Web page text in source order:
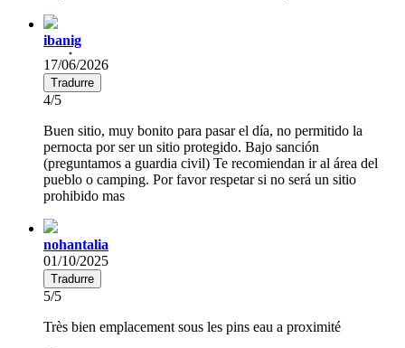
ibanig
17/06/2026
Tradurre
4/5
Buen sitio, muy bonito para pasar el día, no permitido la
pernocta por ser un sitio protegido. Bajo sanción
(preguntamos a guardia civil) Te recomiendan ir al área del
pueblo o camping. Por favor respetar si no será un sitio
prohibido mas
nohantalia
01/10/2025
Tradurre
5/5
Très bien emplacement sous les pins eau a proximité